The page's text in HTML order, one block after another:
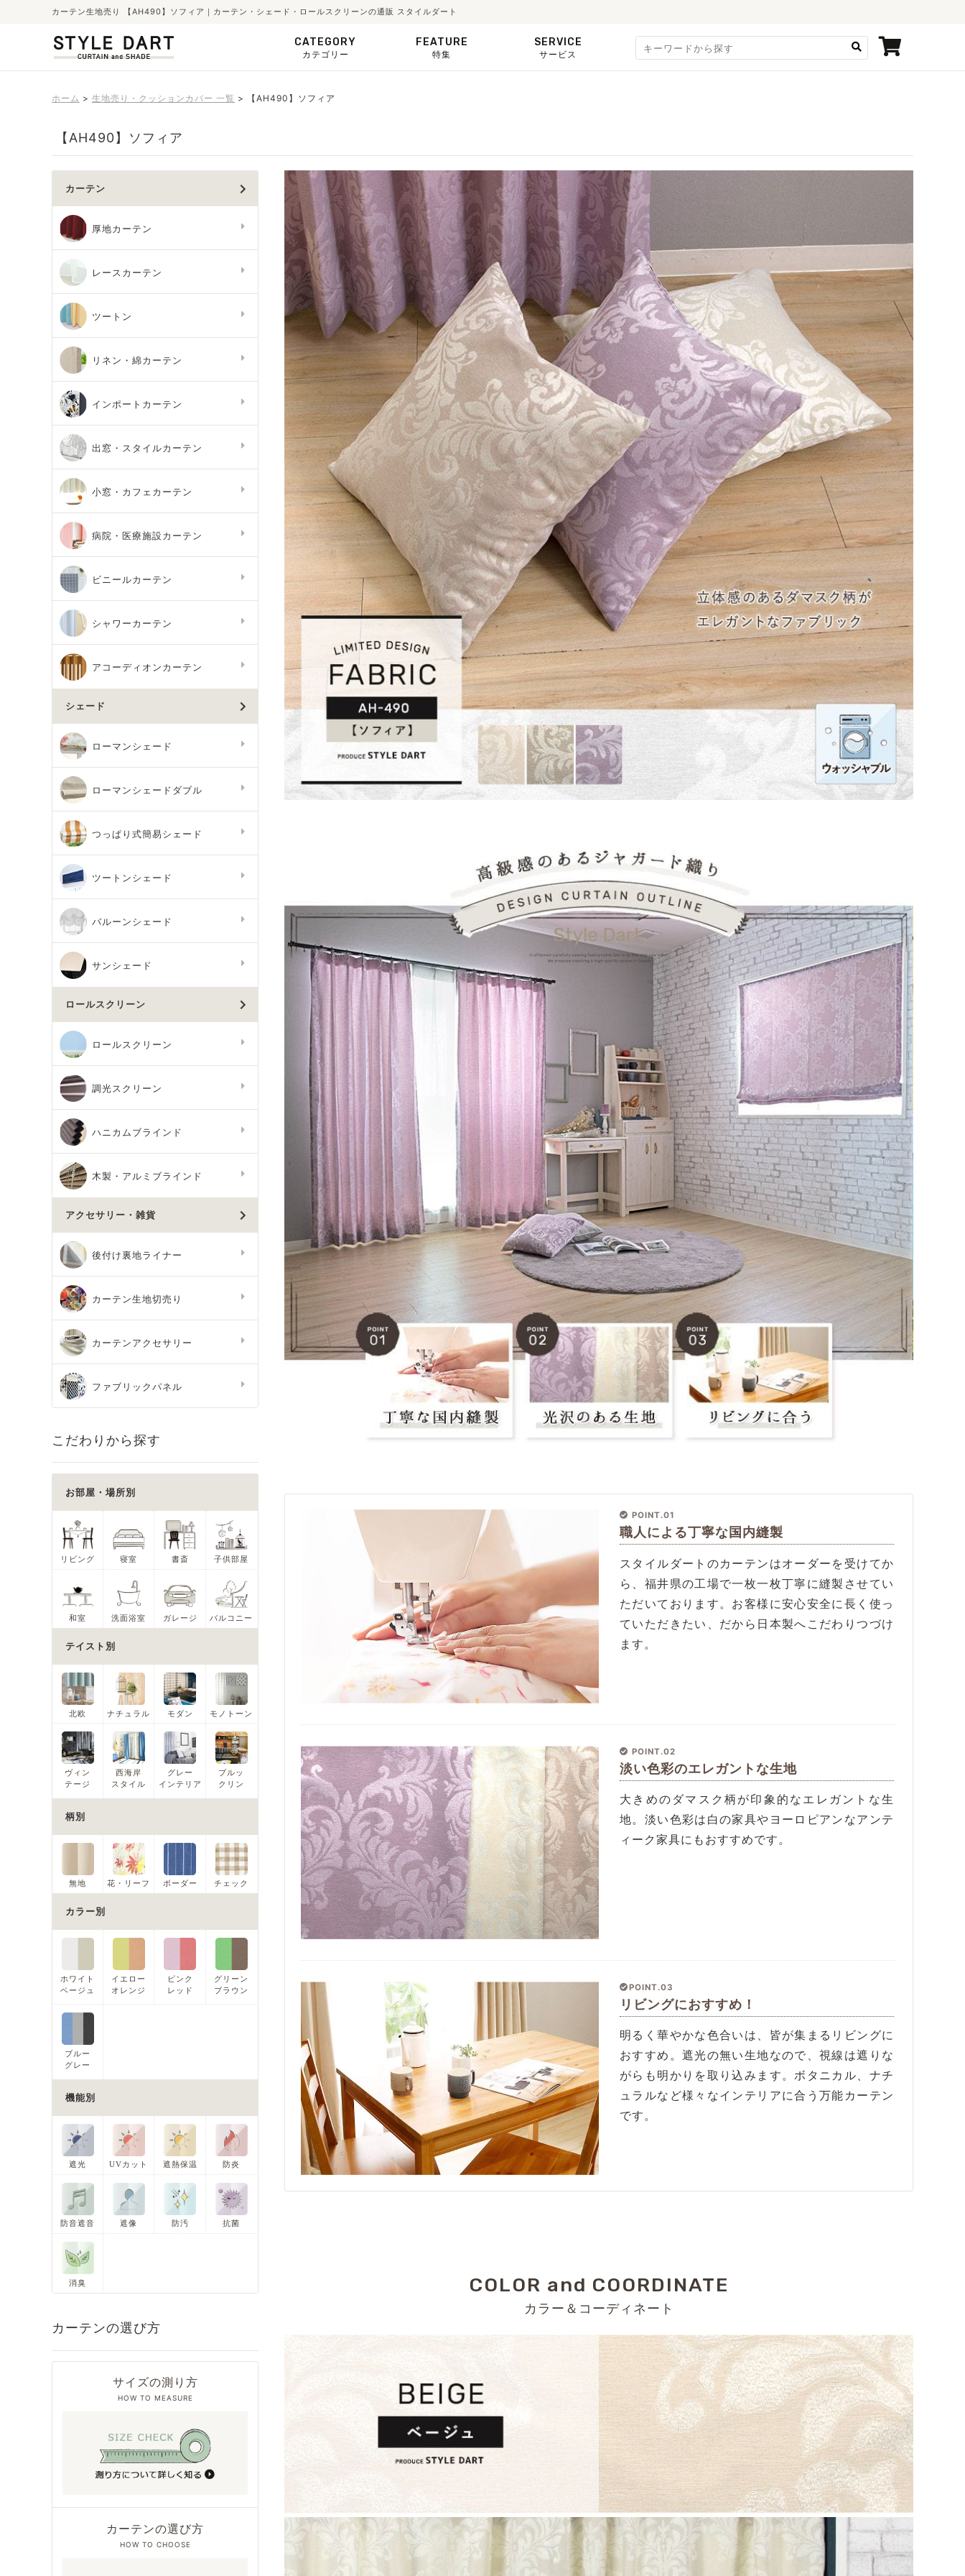
カーテン生地売り 【AH490】ソフィア｜カーテン・シェード・ロールスクリーンの通販 スタイルダート
CATEGORY
カテゴリー
FEATURE
特集
SERVICE
サービス
ホーム 生地売り・クッションカバー 一覧 【AH490】ソフィア
【AH490】ソフィア
POINT.01
職人による丁寧な国内縫製
スタイルダートのカーテンはオーダーを受けてか
ら、福井県の工場で一枚一枚丁寧に縫製させてい
ただいております。お客様に安心安全に長く使っ
ていただきたい、だから日本製へこだわりつづけ
ます。
POINT.02
淡い色彩のエレガントな生地
大きめのダマスク柄が印象的なエレガントな生
地。淡い色彩は白の家具やヨーロピアンなアンテ
ィーク家具にもおすすめです。
POINT.03
リビングにおすすめ！
明るく華やかな色合いは、皆が集まるリビングに
おすすめ。遮光の無い生地なので、視線は遮りな
がらも明かりを取り込みます。ボタニカル、ナチ
ュラルなど様々なインテリアに合う万能カーテン
です。
COLOR and COORDINATE
カラー＆コーディネート
カーテン
厚地カーテン
レースカーテン
ツートン
リネン・綿カーテン
インポートカーテン
出窓・スタイルカーテン
小窓・カフェカーテン
病院・医療施設カーテン
ビニールカーテン
シャワーカーテン
アコーディオンカーテン
シェード
ローマンシェード
ローマンシェードダブル
つっぱり式簡易シェード
ツートンシェード
バルーンシェード
サンシェード
ロールスクリーン
ロールスクリーン
調光スクリーン
ハニカムブラインド
木製・アルミブラインド
アクセサリー・雑貨
後付け裏地ライナー
カーテン生地切売り
カーテンアクセサリー
ファブリックパネル
こだわりから探す
お部屋・場所別
リビング 寝室 書斎 子供部屋
和室 洗面浴室 ガレージ バルコニー
テイスト別
北欧 ナチュラル モダン モノトーン
ヴィン
テージ
西海岸
スタイル
グレー
インテリア
ブルッ
クリン
柄別
無地 花・リーフ ボーダー チェック
カラー別
ホワイト
ベージュ
イエロー
オレンジ
ピンク
レッド
グリーン
ブラウン
ブルー
グレー
機能別
遮光 UVカット 遮熱保温 防炎
防音遮音 遮像 防汚 抗菌
消臭
カーテンの選び方
サイズの測り方
HOW TO MEASURE
カーテンの選び方
HOW TO CHOOSE